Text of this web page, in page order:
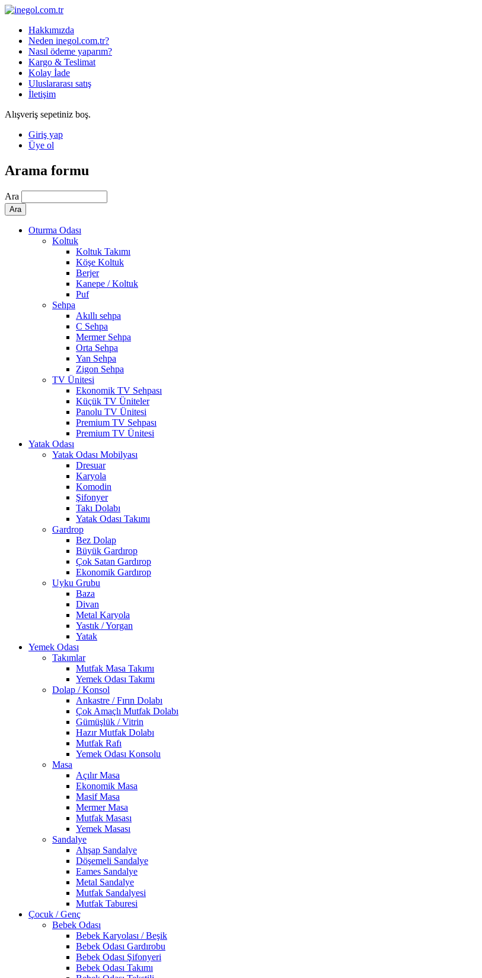
Hakkımızda
Neden inegol.com.tr?
Nasıl ödeme yaparım?
Kargo & Teslimat
Kolay İade
Uluslararası satış
İletişim
Alışveriş sepetiniz boş.
Giriş yap
Üye ol
Arama formu
Ara
Oturma Odası
Koltuk
Koltuk Takımı
Köşe Koltuk
Berjer
Kanepe / Koltuk
Puf
Sehpa
Akıllı sehpa
C Sehpa
Mermer Sehpa
Orta Sehpa
Yan Sehpa
Zigon Sehpa
TV Ünitesi
Ekonomik TV Sehpası
Küçük TV Üniteler
Panolu TV Ünitesi
Premium TV Sehpası
Premium TV Ünitesi
Yatak Odası
Yatak Odası Mobilyası
Dresuar
Karyola
Komodin
Şifonyer
Takı Dolabı
Yatak Odası Takımı
Gardrop
Bez Dolap
Büyük Gardırop
Çok Satan Gardırop
Ekonomik Gardırop
Uyku Grubu
Baza
Divan
Metal Karyola
Yastık / Yorgan
Yatak
Yemek Odası
Takımlar
Mutfak Masa Takımı
Yemek Odası Takımı
Dolap / Konsol
Ankastre / Fırın Dolabı
Çok Amaçlı Mutfak Dolabı
Gümüşlük / Vitrin
Hazır Mutfak Dolabı
Mutfak Rafı
Yemek Odası Konsolu
Masa
Açılır Masa
Ekonomik Masa
Masif Masa
Mermer Masa
Mutfak Masası
Yemek Masası
Sandalye
Ahşap Sandalye
Döşemeli Sandalye
Eames Sandalye
Metal Sandalye
Mutfak Sandalyesi
Mutfak Taburesi
Çocuk / Genç
Bebek Odası
Bebek Karyolası / Beşik
Bebek Odası Gardırobu
Bebek Odası Şifonyeri
Bebek Odası Takımı